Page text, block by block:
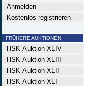
Anmelden
Kostenlos registrieren
FRÜHERE AUKTIONEN
HSK-Auktion XLIV
HSK-Auktion XLIII
HSK-Auktion XLII
HSK-Auktion XLI